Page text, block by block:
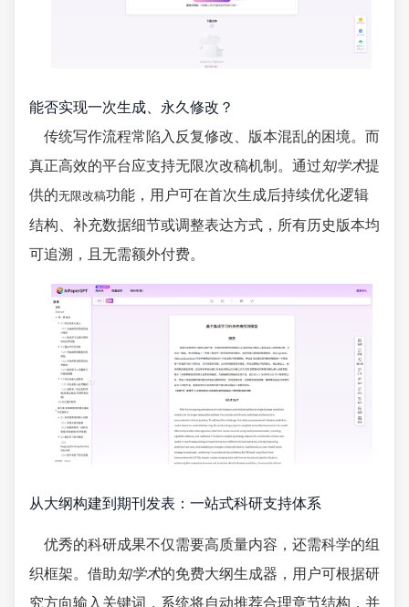
能否实现一次生成、永久修改？
传统写作流程常陷入反复修改、版本混乱的困境。而
真正高效的平台应支持无限次改稿机制。通过知学术提
供的无限改稿功能，用户可在首次生成后持续优化逻辑
结构、补充数据细节或调整表达方式，所有历史版本均
可追溯，且无需额外付费。
从大纲构建到期刊发表：一站式科研支持体系
优秀的科研成果不仅需要高质量内容，还需科学的组
织框架。借助知学术的免费大纲生成器，用户可根据研
究方向输入关键词，系统将自动推荐合理章节结构，并